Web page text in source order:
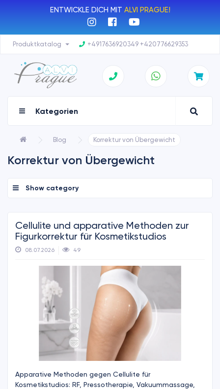
ENTWICKLE DICH MIT ALVI PRAGUE!
Produktkatalog +4917636920349 +420776629353
Kategorien
Blog Korrektur von Übergewicht
Korrektur von Übergewicht
Show category
Cellulite und apparative Methoden zur
Figurkorrektur für Kosmetikstudios
08.07.2026 49
Apparative Methoden gegen Cellulite für
Kosmetikstudios: RF, Pressotherapie, Vakuummassage,